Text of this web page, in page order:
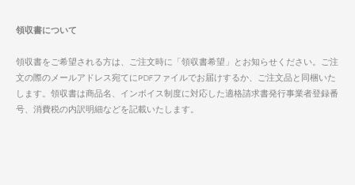
領収書について
領収書をご希望される方は、ご注文時に「領収書希望」とお知らせください。ご注
文の際のメールアドレス宛てにPDFファイルでお届けするか、ご注文品と同梱いた
します。領収書は商品名、インボイス制度に対応した適格請求書発行事業者登録番
号、消費税の内訳明細などを記載いたします。